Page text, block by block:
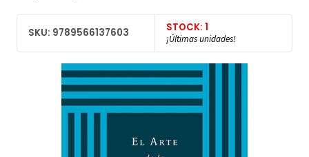
SKU: 9789566137603 STOCK: 1
¡Últimas unidades!